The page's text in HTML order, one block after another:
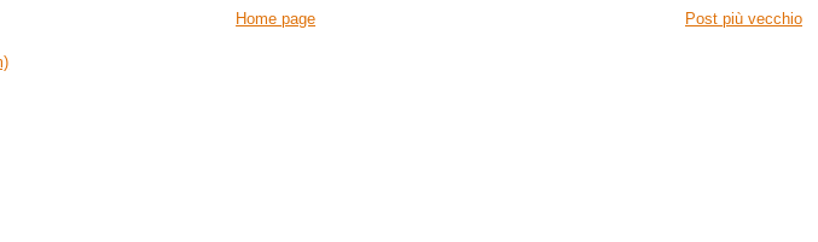
Post più vecchio
Home page